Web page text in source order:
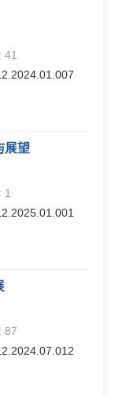
41
展望
1
87